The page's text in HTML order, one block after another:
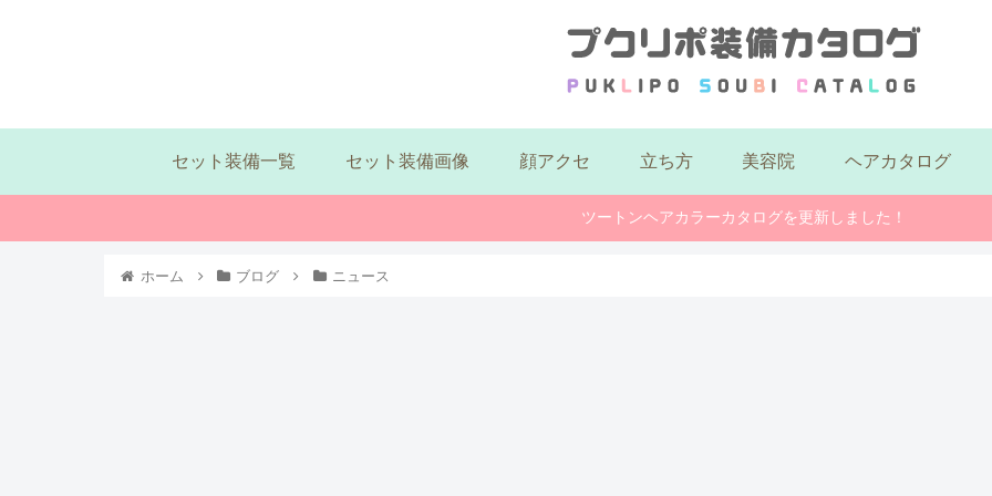
セット装備一覧 セット装備画像 顔アクセ 立ち方 美容院 ヘアカタログ
ツートンヘアカラーカタログを更新しました！
ホーム ブログ ニュース